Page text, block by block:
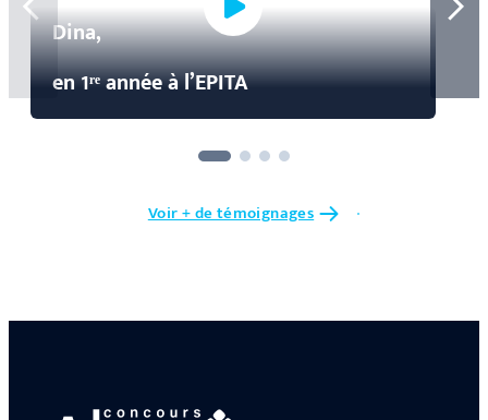
Dina,
en 1ʳᵉ année à l’EPITA
Voir + de témoignages